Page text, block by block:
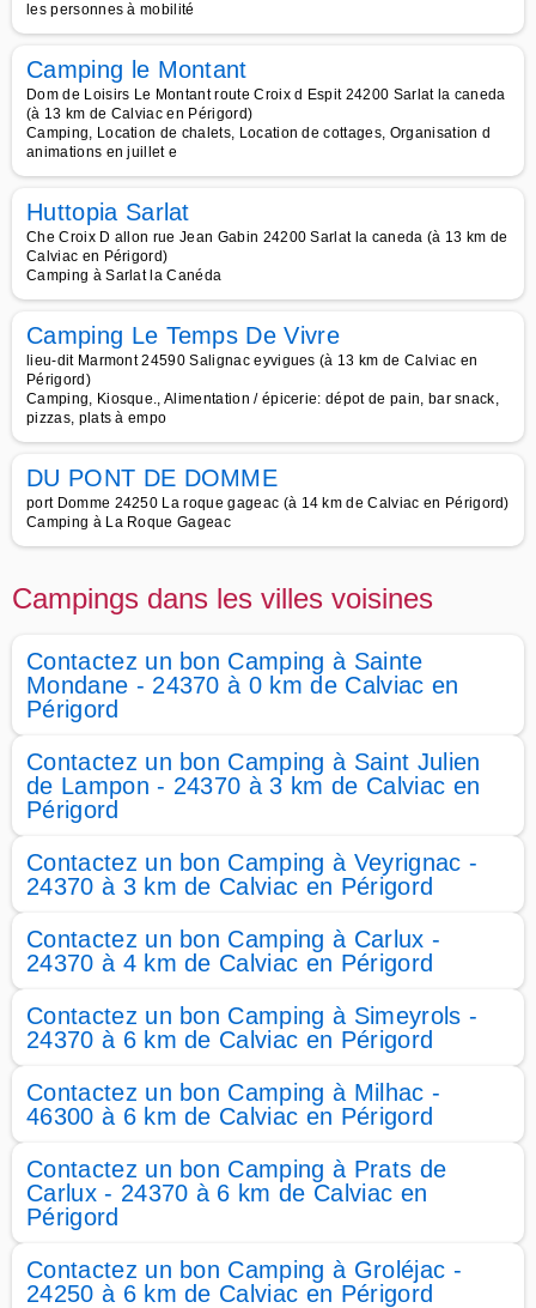
les personnes à mobilité
Camping le Montant
Dom de Loisirs Le Montant route Croix d Espit 24200 Sarlat la caneda
(à 13 km de Calviac en Périgord)
Camping, Location de chalets, Location de cottages, Organisation d
animations en juillet e
Huttopia Sarlat
Che Croix D allon rue Jean Gabin 24200 Sarlat la caneda (à 13 km de
Calviac en Périgord)
Camping à Sarlat la Canéda
Camping Le Temps De Vivre
lieu-dit Marmont 24590 Salignac eyvigues (à 13 km de Calviac en
Périgord)
Camping, Kiosque., Alimentation / épicerie: dépot de pain, bar snack,
pizzas, plats à empo
DU PONT DE DOMME
port Domme 24250 La roque gageac (à 14 km de Calviac en Périgord)
Camping à La Roque Gageac
Campings dans les villes voisines
Contactez un bon Camping à Sainte
Mondane - 24370 à 0 km de Calviac en
Périgord
Contactez un bon Camping à Saint Julien
de Lampon - 24370 à 3 km de Calviac en
Périgord
Contactez un bon Camping à Veyrignac -
24370 à 3 km de Calviac en Périgord
Contactez un bon Camping à Carlux -
24370 à 4 km de Calviac en Périgord
Contactez un bon Camping à Simeyrols -
24370 à 6 km de Calviac en Périgord
Contactez un bon Camping à Milhac -
46300 à 6 km de Calviac en Périgord
Contactez un bon Camping à Prats de
Carlux - 24370 à 6 km de Calviac en
Périgord
Contactez un bon Camping à Groléjac -
24250 à 6 km de Calviac en Périgord